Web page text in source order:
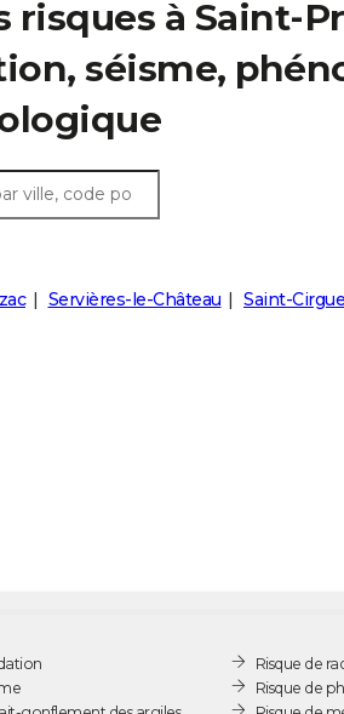
risques à Saint-
séisme,
Servières-le-Château Saint-
Risque de
Risque de